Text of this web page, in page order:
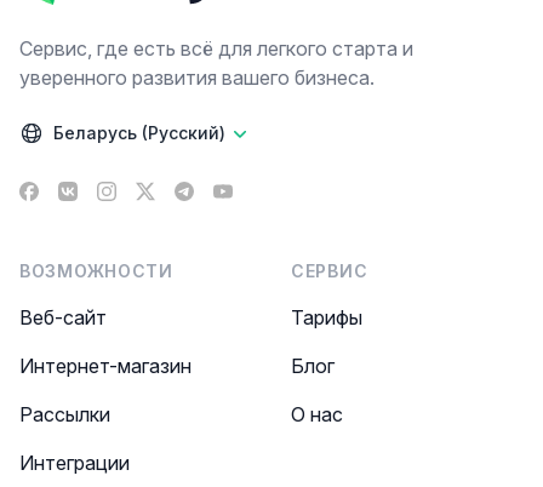
Сервис, где есть всё для легкого старта и
уверенного развития вашего бизнеса.
Беларусь (Русский)
Facebook
VK Instagram
X TelegramYouTube
ВОЗМОЖНОСТИ
Веб-сайт
Интернет-магазин
Рассылки
Интеграции
СЕРВИС
Тарифы
Блог
О нас